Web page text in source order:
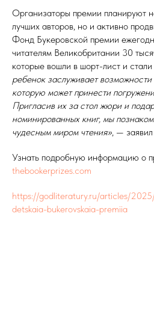
Организаторы премии планируют
лучших авторов, но и активно
Фонд Букеровской премии
читателям Великобритании 30
которые вошли в шорт-лист и
ребенок заслуживает возможности
которую может принести
Пригласив их за стол жюри и
номинированных книг, мы
чудесным миром чтения», —
Узнать подробную информацию о
thebookerprizes.com
https://godliteratury.ru/articles/
detskaia-bukerovskaia-premiia